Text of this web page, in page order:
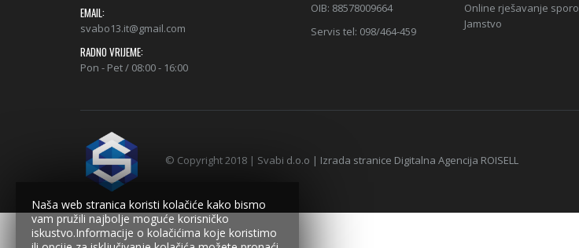
EMAIL:
svabo13.it@gmail.com
RADNO VRIJEME:
Pon - Pet / 08:00 - 16:00
OIB: 88578009664
Servis tel: 098/464-459
Online rješavanje
Jamstvo
© Copyright 2018 | Svabi d.o.o | Izrada stranice Digitalna Agencija ROISELL
Naša web stranica koristi kolačiće kako bismo
vam pružili najbolje moguće korisničko
iskustvo.Informacije o kolačićima koje koristimo